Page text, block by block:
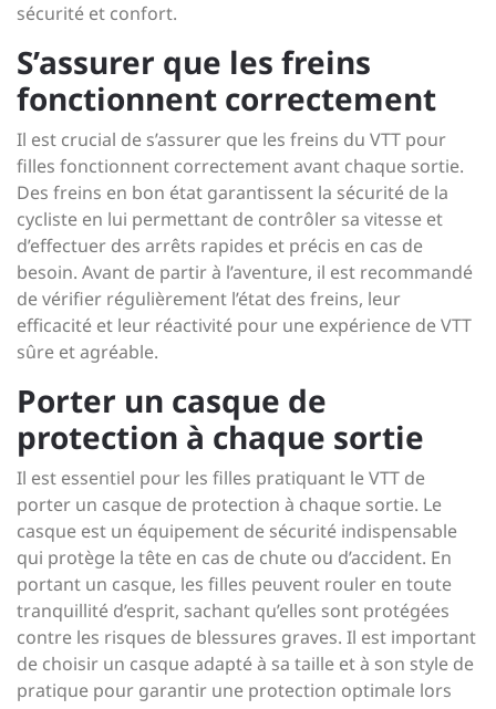
sécurité et confort.
S’assurer que les freins
fonctionnent correctement
Il est crucial de s’assurer que les freins du VTT pour
filles fonctionnent correctement avant chaque sortie.
Des freins en bon état garantissent la sécurité de la
cycliste en lui permettant de contrôler sa vitesse et
d’effectuer des arrêts rapides et précis en cas de
besoin. Avant de partir à l’aventure, il est recommandé
de vérifier régulièrement l’état des freins, leur
efficacité et leur réactivité pour une expérience de VTT
sûre et agréable.
Porter un casque de
protection à chaque sortie
Il est essentiel pour les filles pratiquant le VTT de
porter un casque de protection à chaque sortie. Le
casque est un équipement de sécurité indispensable
qui protège la tête en cas de chute ou d’accident. En
portant un casque, les filles peuvent rouler en toute
tranquillité d’esprit, sachant qu’elles sont protégées
contre les risques de blessures graves. Il est important
de choisir un casque adapté à sa taille et à son style de
pratique pour garantir une protection optimale lors